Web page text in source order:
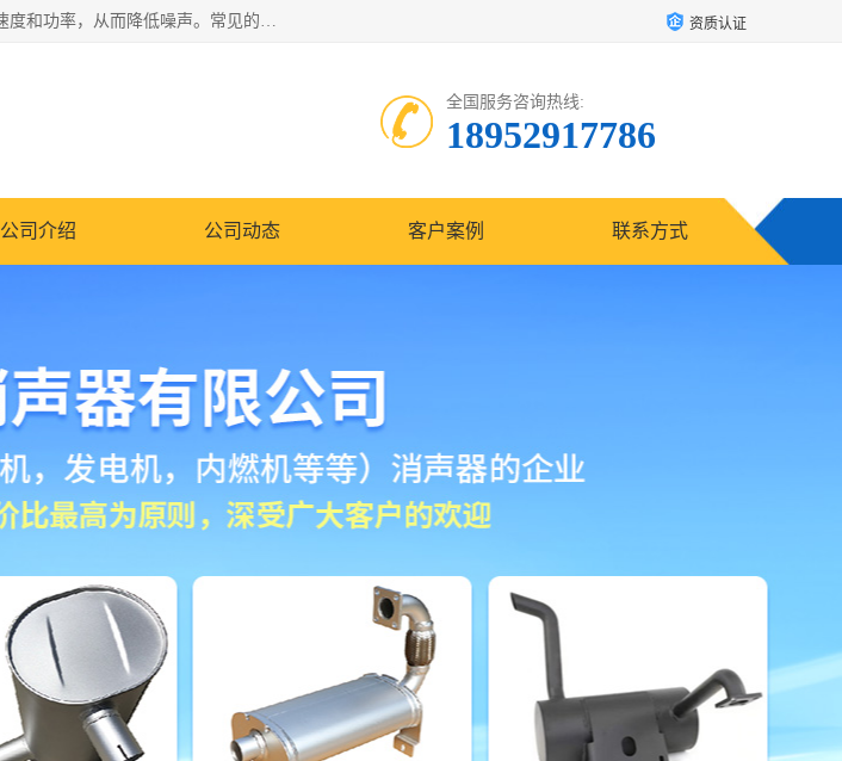
消音器主要用于降低机械设备或枪械等产生的噪声。它通过阻尼或增加排气面积来降低排气速度和功率，从而降低噪声。常见的消音器类型包括阻性消声器、抗性消声器、共振消声器以及阻抗复合式消声器等。这些消音器各有特点，适用于不同频率的噪声消除。 资质认证
全国服务咨询热线:
18952917786
公司介绍 公司动态 客户案例 联系方式